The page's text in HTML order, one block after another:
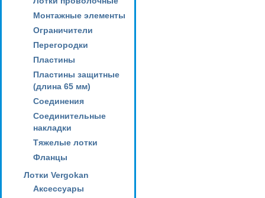
Монтажные элементы
Ограничители
Перегородки
Пластины
Пластины защитные
(длина 65 мм)
Соединения
Соединительные
накладки
Тяжелые лотки
Фланцы
Лотки Vergokan
Аксессуары